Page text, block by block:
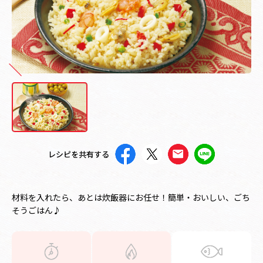
レシピを共有する
材料を入れたら、あとは炊飯器にお任せ！簡単・おいしい、ごち
そうごはん♪